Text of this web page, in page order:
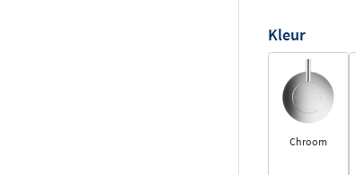
Kleur
Chroom